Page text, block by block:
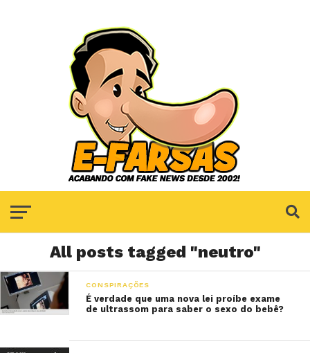
All posts tagged "neutro"
CONSPIRAÇÕES
É verdade que uma nova lei proíbe exame
de ultrassom para saber o sexo do bebê?